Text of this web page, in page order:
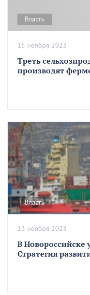
Власть
Треть
производят
15 ноября 2023
Власть
В Новороссийске
Стратегия
13 ноября 2023